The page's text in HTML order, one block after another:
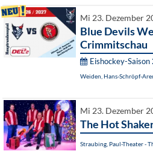
Mi 23. Dezember
Blue Devils
Crimmitschau
Eishockey-
Weiden, Hans-Schröpf-
Mi 23. Dezember
The Hot
Straubing, Paul-Theater -